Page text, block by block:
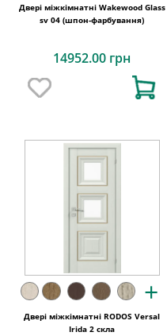
Двері міжкімнатні Wakewood Glass
sv 04 (шпон-фарбування)
14952.00 грн
+
Двері міжкімнатні RODOS Versal
Irida 2 скла